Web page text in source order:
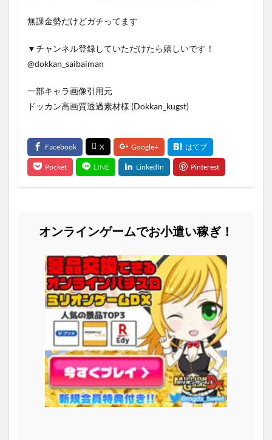
無課金勢だけどガチってます
▼チャンネル登録していただけたら嬉しいです！
@dokkan_saibaiman
一部キャラ画像引用元
ドッカン高画質透過素材様 (Dokkan_kugst)
オンラインゲームでお小遣い稼ぎ！